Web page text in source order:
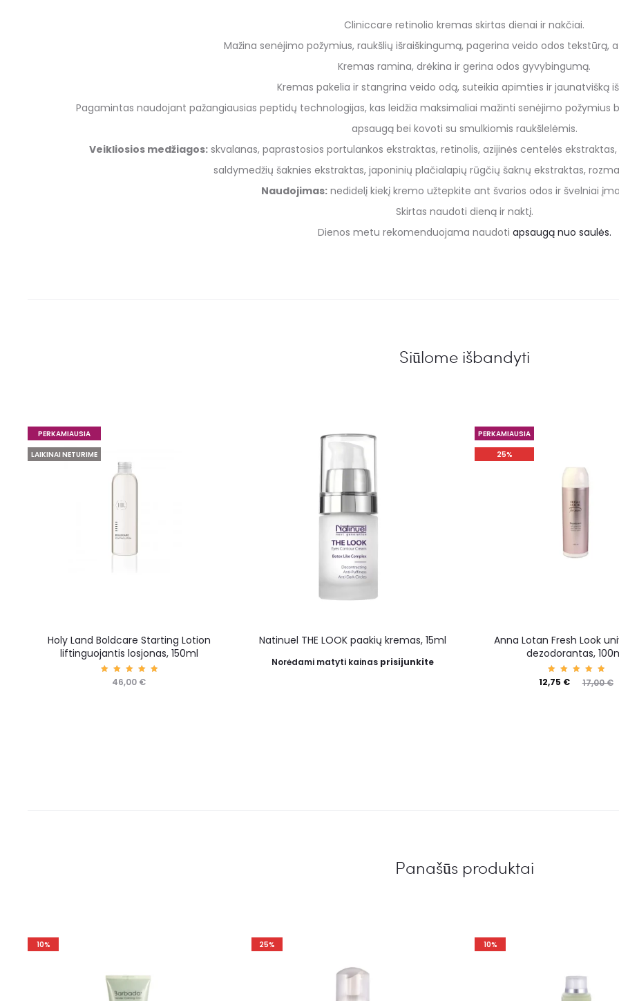
Cliniccare retinolio kremas skirtas dienai ir nakčiai.
Mažina senėjimo požymius, raukšlių išraiškingumą, pagerina veido odos tekstūrą,
Kremas ramina, drėkina ir gerina odos gyvybingumą.
Kremas pakelia ir stangrina veido odą, suteikia apimties ir jaunatvišką
Pagamintas naudojant pažangiausias peptidų technologijas, kas leidžia maksimaliai mažinti senėjimo
apsaugą bei kovoti su smulkiomis raukšlelėmis.
Veikliosios medžiagos: skvalanas, paprastosios portulankos ekstraktas, retinolis, azijinės centelės
saldymedžių šaknies ekstraktas, japoninių plačialapių rūgčių šaknų ekstraktas,
Naudojimas: nedidelį kiekį kremo užtepkite ant švarios odos ir švelniai
Skirtas naudoti dieną ir naktį.
Dienos metu rekomenduojama naudoti apsaugą nuo saulės.
Siūlome išbandyti
PERKAMIAUSIA
LAIKINAI NETURIME
Holy Land Boldcare Starting Lotion
liftinguojantis losjonas, 150ml
Įvertin
imas:
46,00 €
Natinuel THE LOOK paakių kremas, 15ml
Norėdami matyti kainas prisijunkite
PERKAMIAUSIA
25%
Anna Lotan Fresh Look
dezodorantas,
Įvertin
imas:
17,00€
12,75 €
Panašūs produktai
10% 25% 10%